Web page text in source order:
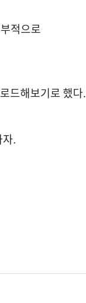
적으로
드해보기로 했다.
자.